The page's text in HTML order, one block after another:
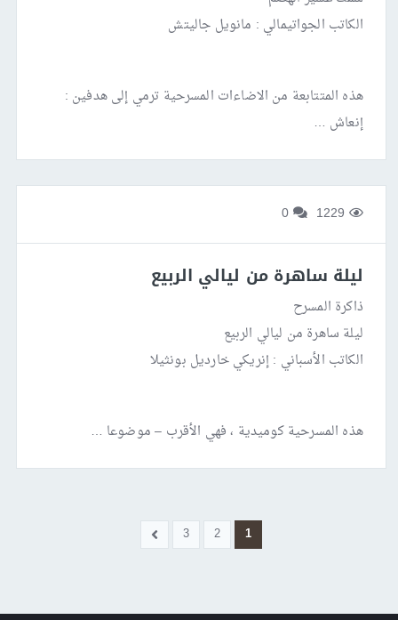
الكاتب الجواتيمالي : مانويل جاليتش
هذه المتتابعة من الاضاءات المسرحية ترمي إلى هدفين :
إنعاش …
ليلة ساهرة من ليالي الربيع
ذاكرة المسرح
ليلة ساهرة من ليالي الربيع
الكاتب الأسباني : إنريكي خارديل بونثيلا
هذه المسرحية كوميدية ، فهي الأقرب – موضوعا …
1
2
3